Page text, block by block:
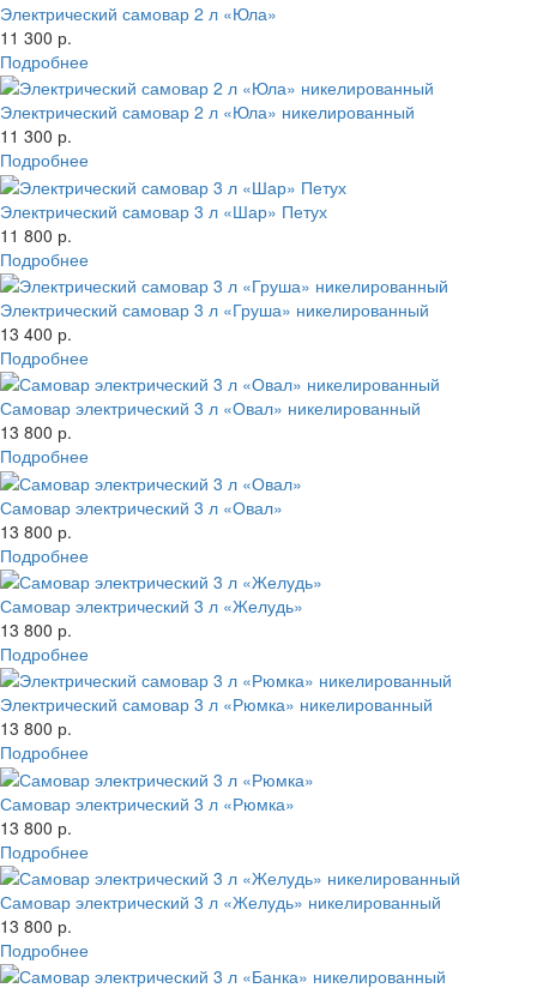
Электрический самовар 2 л «Юла»
11 300 р.
Подробнее
Электрический самовар 2 л «Юла» никелированный
11 300 р.
Подробнее
Электрический самовар 3 л «Шар» Петух
11 800 р.
Подробнее
Электрический самовар 3 л «Груша» никелированный
13 400 р.
Подробнее
Самовар электрический 3 л «Овал» никелированный
13 800 р.
Подробнее
Самовар электрический 3 л «Овал»
13 800 р.
Подробнее
Самовар электрический 3 л «Желудь»
13 800 р.
Подробнее
Электрический самовар 3 л «Рюмка» никелированный
13 800 р.
Подробнее
Самовар электрический 3 л «Рюмка»
13 800 р.
Подробнее
Самовар электрический 3 л «Желудь» никелированный
13 800 р.
Подробнее